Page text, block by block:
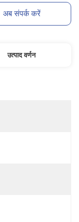
अब संपर्क करें
उत्पाद वर्णन